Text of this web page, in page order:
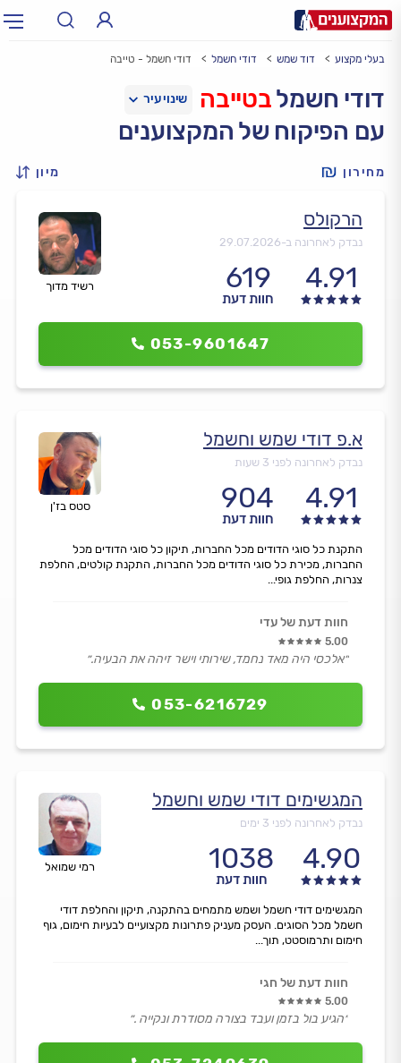
עירעיר: תל אביב, חיפה…
בעלי מקצוע דוד שמש דודי חשמל דודי חשמל - טייבה
דודי חשמלבטייבה
עם הפיקוח של המקצוענים
מחירון מיון
רשיד מדוך
הרקולס
נבדק לאחרונה ב-29.07.2026
4.91
619
חוות דעת
053-9601647
סטס בז'ן
א.פ דודי שמש וחשמל
נבדק לאחרונה לפני 3 שעות
4.91
904
חוות דעת
053-6216729
התקנת כל סוגי הדודים מכל החברות, תיקון כל סוגי הדודים מכל
החברות, מכירת כל סוגי הדודים מכל החברות, התקנת קולטים, החלפת
צנרות, החלפת גופי...
חוות דעת של עדי
5.00
״אלכסי היה מאד נחמד, שירותי וישר זיהה את הבעיה.״
רמי שמואל
המגשימים דודי שמש וחשמל
נבדק לאחרונה לפני 3 ימים
4.90
1038
חוות דעת
המגשימים דודי חשמל ושמש מתמחים בהתקנה, תיקון והחלפת דודי
חשמל מכל הסוגים. העסק מעניק פתרונות מקצועיים לבעיות חימום, גוף
חימום ותרמוסטט, תוך...
חוות דעת של חגי
5.00
״הגיע בול בזמן ועבד בצורה מסודרת ונקייה .״